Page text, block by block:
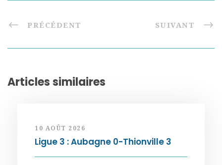
PRÉCÉDENT SUIVANT
Articles similaires
10 AOÛT 2026
Ligue 3 : Aubagne 0-Thionville 3